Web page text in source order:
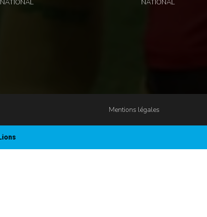
NATIONAL
NATIONAL
Mentions légales